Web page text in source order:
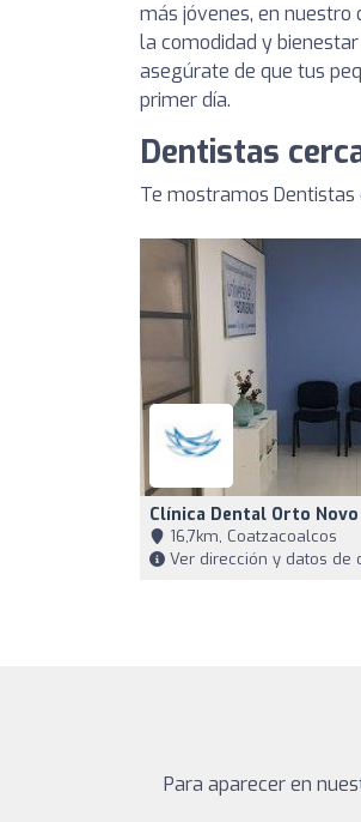
más jóvenes, en nuestro
la comodidad y
asegúrate de que tus
primer día.
Dentistas
Te mostramos Dentistas
Clínica Dental Orto
16,7km, Coatzacoalcos
Ver dirección y datos de
Para aparecer en